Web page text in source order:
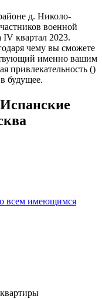
д. Николо-
военной
IV квартал 2023.
чему вы сможете
именно вашим
привлекательность ()
будущее.
всем имеющимся